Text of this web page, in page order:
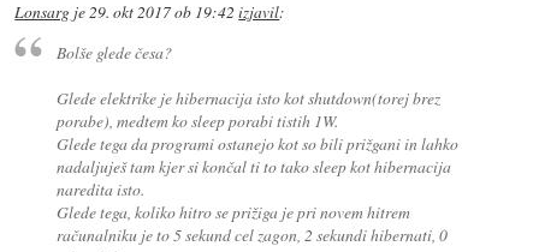
Lonsarg je29. okt 2017 ob 19:42 izjavil:
Bolše glede česa?
Glede elektrike je hibernacija isto kot shutdown(torej brez
porabe), medtem ko sleep porabi tistih 1W.
Glede tega da programi ostanejo kot so bili prižgani in lahko
nadaljuješ tam kjer si končal ti to tako sleep kot hibernacija
naredita isto.
Glede tega, koliko hitro se prižiga je pri novem hitrem
računalniku je to 5 sekund cel zagon, 2 sekundi hibernati, 0